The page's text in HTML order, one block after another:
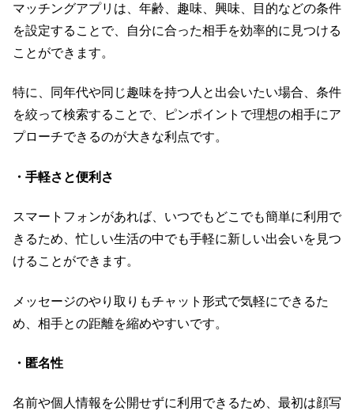
マッチングアプリは、年齢、趣味、興味、目的などの条件
を設定することで、自分に合った相手を効率的に見つける
ことができます。
特に、同年代や同じ趣味を持つ人と出会いたい場合、条件
を絞って検索することで、ピンポイントで理想の相手にア
プローチできるのが大きな利点です。
・手軽さと便利さ
スマートフォンがあれば、いつでもどこでも簡単に利用で
きるため、忙しい生活の中でも手軽に新しい出会いを見つ
けることができます。
メッセージのやり取りもチャット形式で気軽にできるた
め、相手との距離を縮めやすいです。
・匿名性
名前や個人情報を公開せずに利用できるため、最初は顔写